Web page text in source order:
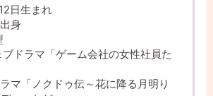
日生まれ
身
ドラマ「ゲーム会社の女性社員た
マ「ノクドゥ伝～花に降る月明り